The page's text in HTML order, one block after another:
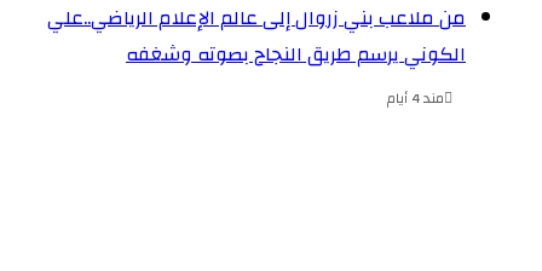
من ملاعب بني زروال إلى عالم الإعلام الرياضي..علي
الكوني يرسم طريق النجاح بصوته وشغفه
مند 4 أيام